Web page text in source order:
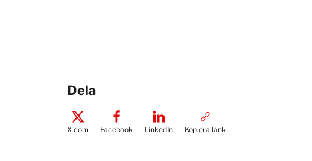
Dela
X.com Facebook LinkedIn Kopiera länk